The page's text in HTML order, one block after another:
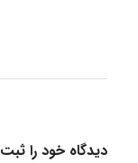
دیدگاه خود را